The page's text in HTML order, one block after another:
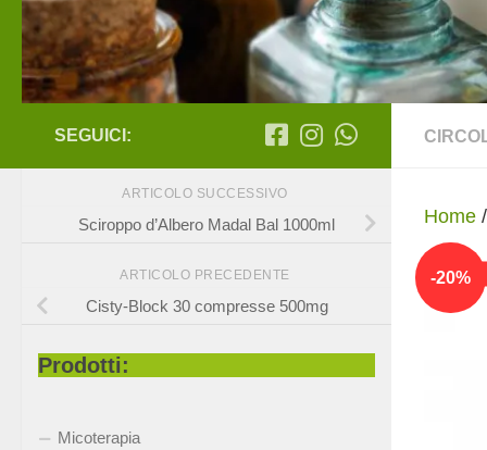
Home /
-20%
SEGUICI:
ARTICOLO SUCCESSIVO
Sciroppo d’Albero Madal Bal 1000ml
ARTICOLO PRECEDENTE
Cisty-Block 30 compresse 500mg
Prodotti:
Micoterapia